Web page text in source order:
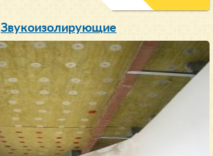
Звукоизолирующие